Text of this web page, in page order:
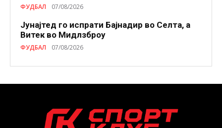
ФУДБАЛ 07/08/2026
Јунајтед го испрати Бајнадир во Селта, а
Витек во Мидлзброу
ФУДБАЛ 07/08/2026